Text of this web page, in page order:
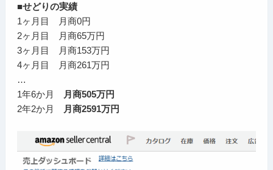
■せどりの実績
1ヶ月目 月商0円
2ヶ月目 月商65万円
3ヶ月目 月商153万円
4ヶ月目 月商261万円
…
1年6か月
月商505万円
2年2か月
月商2591万円